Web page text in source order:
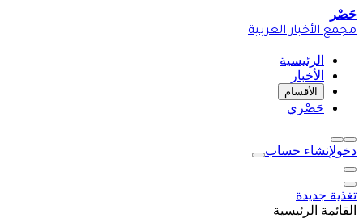
حَصْر
مجمع الأخبار العربية
الرئيسية
الأخبار
الأقسام
حَصْري
دخولإنشاء حساب
تغذية جديدة
القائمة الرئيسية